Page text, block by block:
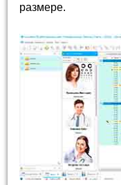
размере.